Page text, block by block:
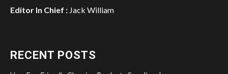
Editor In Chief : Jack William
RECENT POSTS